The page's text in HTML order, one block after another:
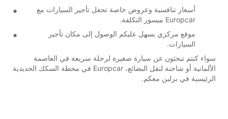
أسعار تنافسية وعروض خاصة تجعل تأجير السيارات مع
Europcar ميسور التكلفة.
موقع مركزي يسهل عليكم الوصول إلى مكان تأجير
السيارات.
سواء كنتم تبحثون عن سيارة صغيرة لرحلة سريعة في العاصمة
الألمانية أو شاحنة لنقل البضائع، Europcar في محطة السكك الحديدية
الرئيسية في برلين معكم.